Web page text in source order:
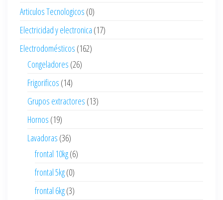
Articulos Tecnologicos (0)
Electricidad y electronica (17)
Electrodomésticos (162)
Congeladores (26)
Frigorificos (14)
Grupos extractores (13)
Hornos (19)
Lavadoras (36)
frontal 10kg(6)
frontal 5kg(0)
frontal 6kg(3)